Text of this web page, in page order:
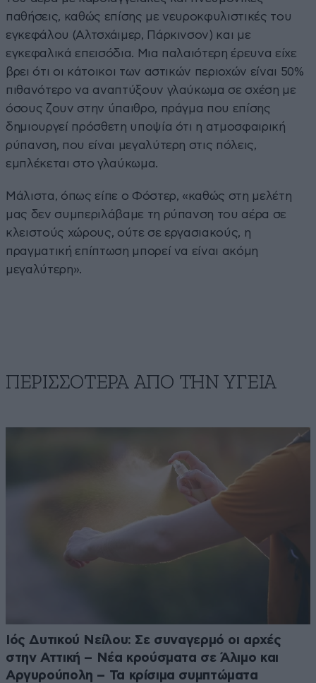
παθήσεις, καθώς επίσης με νευροκφυλιστικές του
εγκεφάλου (Αλτσχάιμερ, Πάρκινσον) και με
εγκεφαλικά επεισόδια. Μια παλαιότερη έρευνα είχε
βρει ότι οι κάτοικοι των αστικών περιοχών είναι 50%
πιθανότερο να αναπτύξουν γλαύκωμα σε σχέση με
όσους ζουν στην ύπαιθρο, πράγμα που επίσης
δημιουργεί πρόσθετη υποψία ότι η ατμοσφαιρική
ρύπανση, που είναι μεγαλύτερη στις πόλεις,
εμπλέκεται στο γλαύκωμα.
Μάλιστα, όπως είπε ο Φόστερ, «καθώς στη μελέτη
μας δεν συμπεριλάβαμε τη ρύπανση του αέρα σε
κλειστούς χώρους, ούτε σε εργασιακούς, η
πραγματική επίπτωση μπορεί να είναι ακόμη
μεγαλύτερη».
ΠΕΡΙΣΣΟΤΕΡΑ ΑΠΟ ΤΗΝ ΥΓΕΙΑ
Ιός Δυτικού Νείλου: Σε συναγερμό οι αρχές
στην Αττική – Νέα κρούσματα σε Άλιμο και
Αργυρούπολη – Τα κρίσιμα συμπτώματα